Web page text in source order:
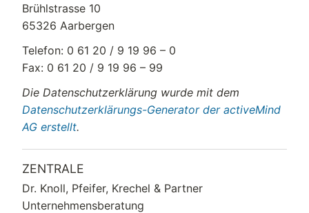
Brühlstrasse 10
65326 Aarbergen
Telefon: 0 61 20 / 9 19 96 – 0
Fax: 0 61 20 / 9 19 96 – 99
Die Datenschutzerklärung wurde mit dem
Datenschutzerklärungs-Generator der activeMind
AG erstellt.
ZENTRALE
Dr. Knoll, Pfeifer, Krechel & Partner
Unternehmensberatung